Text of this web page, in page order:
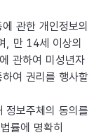
관한 개인정보의
, 만 14세 이상의
관하여 미성년자
여 권리를 행사할
보주체의 동의를
률에 명확히